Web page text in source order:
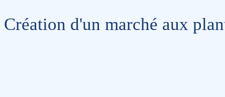
Création d'un marché aux